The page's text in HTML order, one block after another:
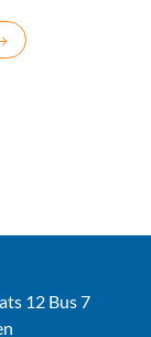
12 Bus 7